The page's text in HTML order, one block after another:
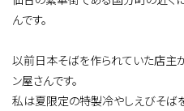
んです。
以前日本そばを作られていた店主
ン屋さんです。
私は夏限定の特製冷やしえびそば